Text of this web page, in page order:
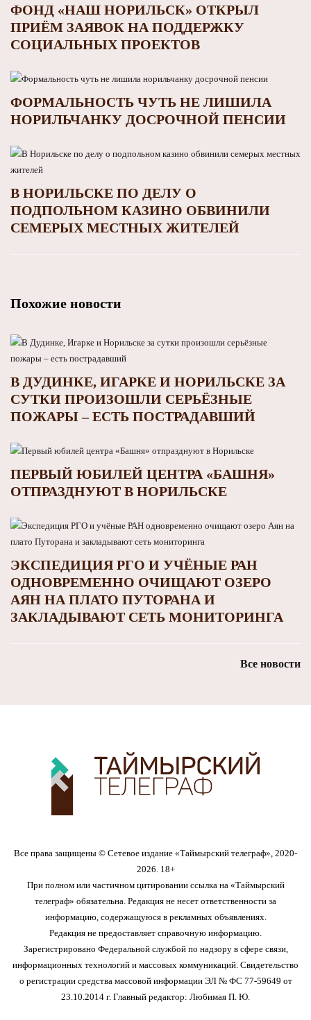
ФОНД «НАШ НОРИЛЬСК» ОТКРЫЛ
ПРИЁМ ЗАЯВОК НА ПОДДЕРЖКУ
СОЦИАЛЬНЫХ ПРОЕКТОВ
ФОРМАЛЬНОСТЬ ЧУТЬ НЕ ЛИШИЛА
НОРИЛЬЧАНКУ ДОСРОЧНОЙ ПЕНСИИ
В НОРИЛЬСКЕ ПО ДЕЛУ О
ПОДПОЛЬНОМ КАЗИНО ОБВИНИЛИ
СЕМЕРЫХ МЕСТНЫХ ЖИТЕЛЕЙ
Похожие новости
В ДУДИНКЕ, ИГАРКЕ И НОРИЛЬСКЕ ЗА
СУТКИ ПРОИЗОШЛИ СЕРЬЁЗНЫЕ
ПОЖАРЫ – ЕСТЬ ПОСТРАДАВШИЙ
ПЕРВЫЙ ЮБИЛЕЙ ЦЕНТРА «БАШНЯ»
ОТПРАЗДНУЮТ В НОРИЛЬСКЕ
ЭКСПЕДИЦИЯ РГО И УЧЁНЫЕ РАН
ОДНОВРЕМЕННО ОЧИЩАЮТ ОЗЕРО
АЯН НА ПЛАТО ПУТОРАНА И
ЗАКЛАДЫВАЮТ СЕТЬ МОНИТОРИНГА
Все новости
Все права защищены © Сетевое издание «Таймырский телеграф», 2020-
2026. 18+
При полном или частичном цитировании ссылка на «Таймырский
телеграф» обязательна. Редакция не несет ответственности за
информацию, содержащуюся в рекламных объявлениях.
Редакция не предоставляет справочную информацию.
Зарегистрировано Федеральной службой по надзору в сфере связи,
информационных технологий и массовых коммуникаций. Свидетельство
о регистрации средства массовой информации ЭЛ № ФС 77-59649 от
23.10.2014 г. Главный редактор: Любимая П. Ю.